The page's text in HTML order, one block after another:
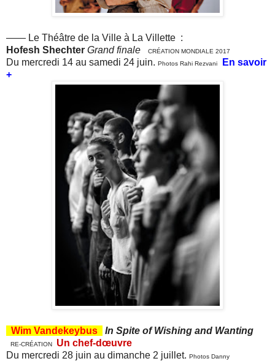
—— Le Théâtre de la Ville à La Villette :
Hofesh Shechter Grand finale CRÉATION MONDIALE 2017
Du mercredi 14 au samedi 24 juin. Photos Rahi Rezvani
En savoir
+
Wim Vandekeybus In Spite of Wishing and Wanting
RE-CRÉATION Un chef-dœuvre
Du mercredi 28 juin au dimanche 2 juillet. Photos Danny